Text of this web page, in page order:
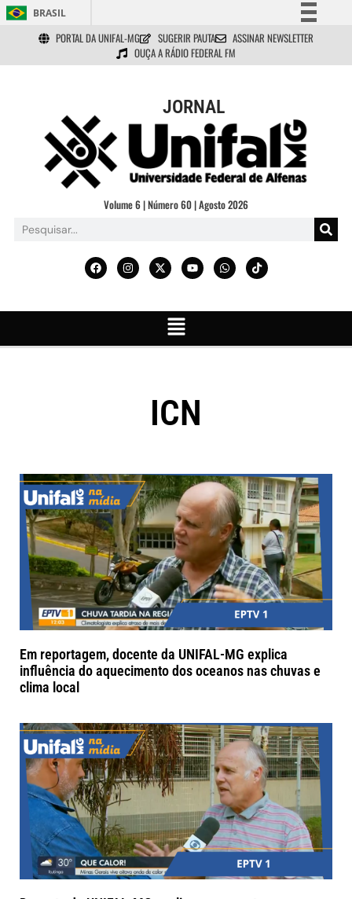
BRASIL
Simplifique!
Comunica BR
Acesso à informação
Legislação
Canais
PORTAL DA UNIFAL-MG SUGERIR PAUTA
ASSINAR NEWSLETTER
OUÇA A RÁDIO FEDERAL FM
JORNAL
Volume 6 | Número 60 | Agosto 2026
ICN
Em reportagem, docente da UNIFAL-MG explica
influência do aquecimento dos oceanos nas chuvas e
clima local